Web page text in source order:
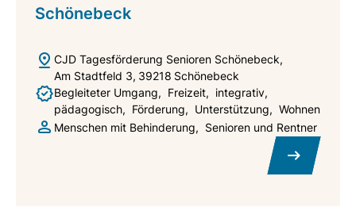
Schönebeck
CJD Tagesförderung Senioren Schönebeck
Am Stadtfeld 3 39218 Schönebeck
Begleiteter Umgang
Freizeit
integrativ
pädagogisch
Förderung Unterstützung
Wohnen
Menschen mit Behinderung
Senioren und Rentner